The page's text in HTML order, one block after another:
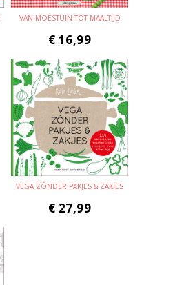
VAN MOESTUIN TOT MAALTIJD
€ 16,99
VEGA ZÓNDER PAKJES & ZAKJES
€ 27,99